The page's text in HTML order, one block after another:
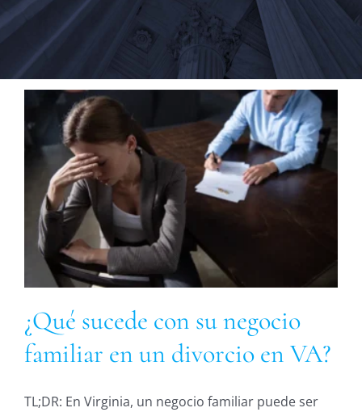
Blog
¿Qué sucede con su negocio
familiar en un divorcio en VA?
TL;DR: En Virginia, un negocio familiar puede ser